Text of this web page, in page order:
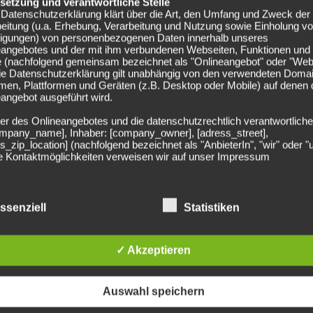
knapp, am zweiten Pfosten fand Kostic in Horn seinen
Kabinen.
wenige Minuten nach Wiederanpfiff mit einem Luftloch,
– der Ball landete neben dem HSV-Kasten (48.). Zwanzig
Jojic bediente erneut Terodde, der vor Julian
einschob (67.). Markus Gisdol reagierte in der Folge und
in der Offensive. Doch auch die beiden
Köln bis auf drei Punkte auf den Hamburger SV heran.
hätte, ist damit Realität: Lediglich vier Punkte
Relegatiosplatz. Die Hamburger sind ihrerseits seit
damit immer dünner.
klärt über die Art, den Umfang und Zweck der
(u.a. Erhebung, Verarbeitung und Nutzung sowie Einholung
von personenbezogenen Daten innerhalb unseres
und der mit ihm verbundenen Webseiten, Funktionen und
(nachfolgend gemeinsam bezeichnet als "Onlineangebot" oder
Datenschutzerklärung gilt unabhängig von den verwendeten
Plattformen und Geräten (z.B. Desktop oder Mobile) auf denen
ausgeführt wird.
des Onlineangebotes und die datenschutzrechtlich
Inhaber: [company_owner], [adress_street],
(nachfolgend bezeichnet als "AnbieterIn", "wir" oder
Kontaktmöglichkeiten verweisen wir auf unser Impressum
zu verstehen.
Datenschutzbestimmungen entsprechend den Geboten der
und Datenvermeidung. Das bedeutet die Daten der
nur beim Vorliegen einer gesetzlichen Erlaubnis, insbesondere
zur Erbringung unserer vertraglichen Leistungen sowie Online-
bzw. gesetzlich vorgeschrieben sind oder beim Vorliegen einer
Statistiken
✓ Akzeptieren
Auswahl speichern